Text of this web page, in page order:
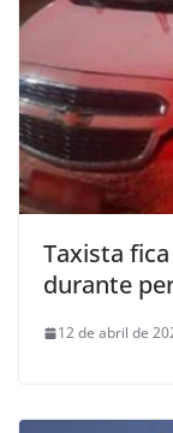
Taxista
durante
12 de abril de